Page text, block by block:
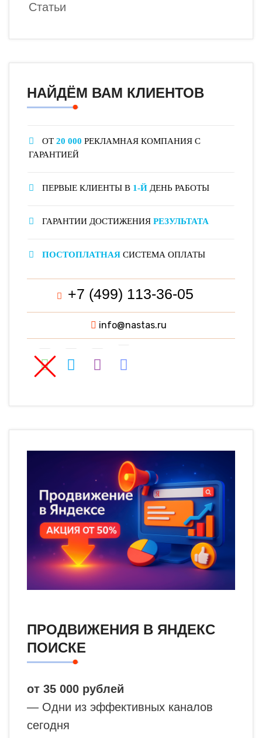
Статьи
НАЙДЁМ ВАМ КЛИЕНТОВ
ОТ 20 000 РЕКЛАМНАЯ КОМПАНИЯ С
ГАРАНТИЕЙ
ПЕРВЫЕ КЛИЕНТЫ В 1-Й ДЕНЬ РАБОТЫ
ГАРАНТИИ ДОСТИЖЕНИЯ РЕЗУЛЬТАТА
ПОСТОПЛАТНАЯ СИСТЕМА ОПЛАТЫ
+7 (499) 113-36-05
info@nastas.ru
ПРОДВИЖЕНИЯ В ЯНДЕКС
ПОИСКЕ
от 35 000 рублей
— Одни из эффективных каналов
сегодня